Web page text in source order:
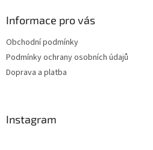
Informace pro vás
Obchodní podmínky
Podmínky ochrany osobních údajů
Doprava a platba
Instagram